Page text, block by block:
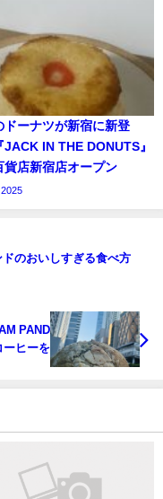
ドーナツが新宿に新登
JACK IN THE DONUTS』
貨店新宿店オープン
のおいしすぎる食べ方
PAND
ーヒーを